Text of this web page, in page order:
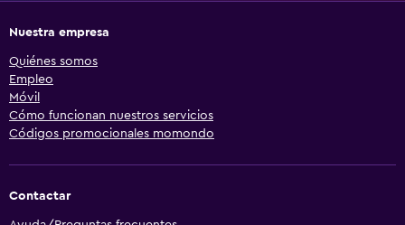
Nuestra empresa
Quiénes somos
Empleo
Móvil
Cómo funcionan nuestros servicios
Códigos promocionales momondo
Contactar